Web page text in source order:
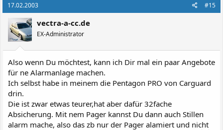
17.02.2003 #15
vectra-a-cc.de
EX-Administrator
Also wenn Du möchtest, kann ich Dir mal ein paar Angebote
für ne Alarmanlage machen.
Ich selbst habe in meinem die Pentagon PRO von Carguard
drin.
Die ist zwar etwas teurer,hat aber dafür 32fache
Absicherung. Mit nem Pager kannst Du dann auch Stillen
alarm mache, also das zb nur der Pager alamiert und nicht